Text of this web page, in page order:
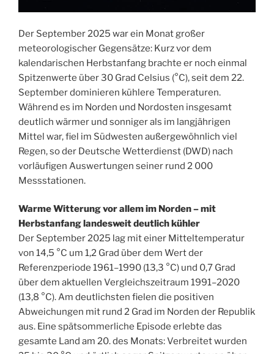
Der September 2025 war ein Monat großer
meteorologischer Gegensätze: Kurz vor dem
kalendarischen Herbstanfang brachte er noch einmal
Spitzenwerte über 30 Grad Celsius (°C), seit dem 22.
September dominieren kühlere Temperaturen.
Während es im Norden und Nordosten insgesamt
deutlich wärmer und sonniger als im langjährigen
Mittel war, fiel im Südwesten außergewöhnlich viel
Regen, so der Deutsche Wetterdienst (DWD) nach
vorläufigen Auswertungen seiner rund 2 000
Messstationen.
Warme Witterung vor allem im Norden – mit
Herbstanfang landesweit deutlich kühler
Der September 2025 lag mit einer Mitteltemperatur
von 14,5 °C um 1,2 Grad über dem Wert der
Referenzperiode 1961–1990 (13,3 °C) und 0,7 Grad
über dem aktuellen Vergleichszeitraum 1991–2020
(13,8 °C). Am deutlichsten fielen die positiven
Abweichungen mit rund 2 Grad im Norden der Republik
aus. Eine spätsommerliche Episode erlebte das
gesamte Land am 20. des Monats: Verbreitet wurden